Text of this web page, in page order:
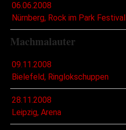
06.06.2008
Nürnberg, Rock im Park Festival
Machmalauter
09.11.2008
Bielefeld, Ringlokschuppen
28.11.2008
Leipzig, Arena